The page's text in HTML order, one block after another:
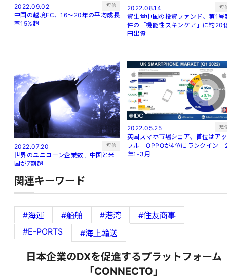
2022.09.02 短信
中国の越境EC、16～20年の平均成長
率15%超
2022.08.14 短
資生堂中国の投資ファンド、第1号
件の「機能性スキンケア」に約20
円出資
2022.07.20 短信
世界のユニコーン企業数、中国と米
国が7割超
2022.05.25 短
英国スマホ市場シェア、首位はアッ
プル OPPOが4位にランクイン
年1-3月
関連キーワード
#海運 #船舶 #港湾
#住友商事
#E-PORTS
#海上輸送
日本企業のDXを促進するプラットフォーム
「CONNECTO」